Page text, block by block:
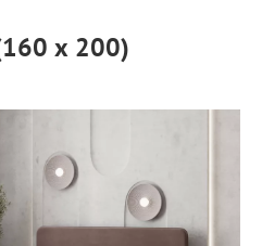
х 200)